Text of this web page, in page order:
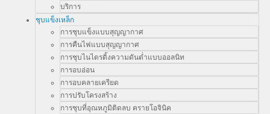
บริการ
ชุบแข็งเหล็ก
การชุบแข็งแบบสุญญากาศ
การคืนไฟแบบสุญญากาศ
การชุบไนไตรดิ้งความดันต่ำแบบออลนิท
การอบอ่อน
การอบคลายเครียด
การปรับโครงสร้าง
การชุบที่อุณหภูมิติดลบ ครายโอจินิค